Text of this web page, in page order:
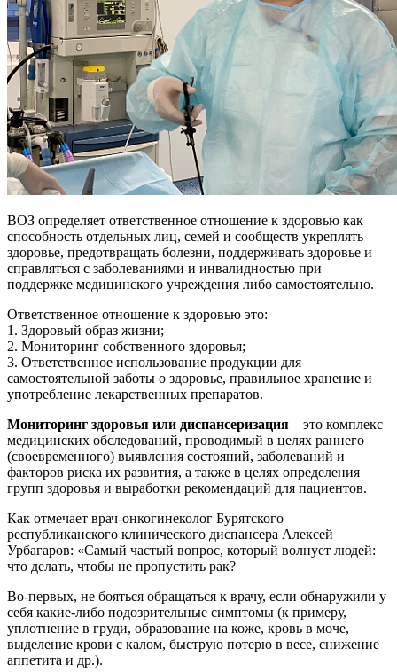
ВОЗ определяет ответственное отношение к здоровью как
способность отдельных лиц, семей и сообществ укреплять
здоровье, предотвращать болезни, поддерживать здоровье и
справляться с заболеваниями и инвалидностью при
поддержке медицинского учреждения либо самостоятельно.
Ответственное отношение к здоровью это:
1. Здоровый образ жизни;
2. Мониторинг собственного здоровья;
3. Ответственное использование продукции для
самостоятельной заботы о здоровье, правильное хранение и
употребление лекарственных препаратов.
Мониторинг здоровья или диспансеризация – это комплекс
медицинских обследований, проводимый в целях раннего
(своевременного) выявления состояний, заболеваний и
факторов риска их развития, а также в целях определения
групп здоровья и выработки рекомендаций для пациентов.
Как отмечает врач-онкогинеколог Бурятского
республиканского клинического диспансера Алексей
Урбагаров: «Самый частый вопрос, который волнует людей:
что делать, чтобы не пропустить рак?
Во-первых, не бояться обращаться к врачу, если обнаружили у
себя какие-либо подозрительные симптомы (к примеру,
уплотнение в груди, образование на коже, кровь в моче,
выделение крови с калом, быструю потерю в весе, снижение
аппетита и др.).